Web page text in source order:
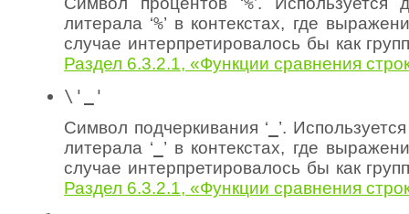
литерала ‘%’ в контекстах, где
случае интерпретировалось бы как
Раздел 6.3.2.1, «Функции сравнения
\'_'
Символ подчеркивания ‘
’.
литерала ‘
’ в контекстах, где
случае интерпретировалось бы как
Раздел 6.3.2.1, «Функции сравнения